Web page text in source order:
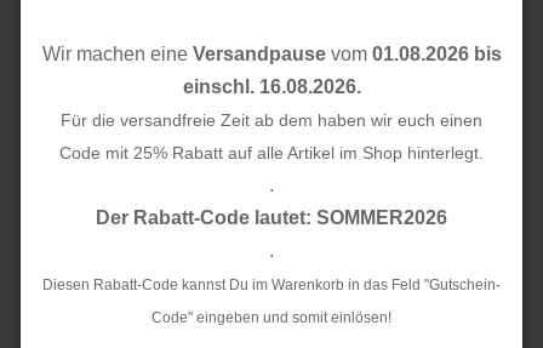
Wir machen eine Versandpausevom 01.08.2026 bis
einschl. 16.08.2026.
Für die versandfreie Zeit ab dem haben wir euch einen
Code mit 25% Rabatt auf alle Artikel im Shop hinterlegt.
.
Der Rabatt-Code lautet: SOMMER2026
.
Diesen Rabatt-Code kannst Du im Warenkorb in das Feld "Gutschein-
Code" eingeben und somit einlösen!
1
Paspelband elastisch
Paspelband elastisch